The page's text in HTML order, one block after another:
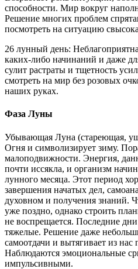
способности. Мир вокруг
Решение многих проблем
посмотреть на ситуацию
26 лунный день:
каких-либо начинаний и даже
сулит растраты и тщетность
смотреть на мир без розовых
наших руках.
Фаза Луны
Убывающая Луна (стареющая,
Огня и символизирует зиму.
малоподвижности. Энергия,
почти иссякла, и организм
лунного месяца. Этот период
завершения начатых дел,
духовном и получения знаний.
уже поздно, однако строить
не воспрещается. Последние
тяжелые. Решение даже
самоотдачи и вытягивает из нас
Наблюдаются эмоциональные
импульсивными.